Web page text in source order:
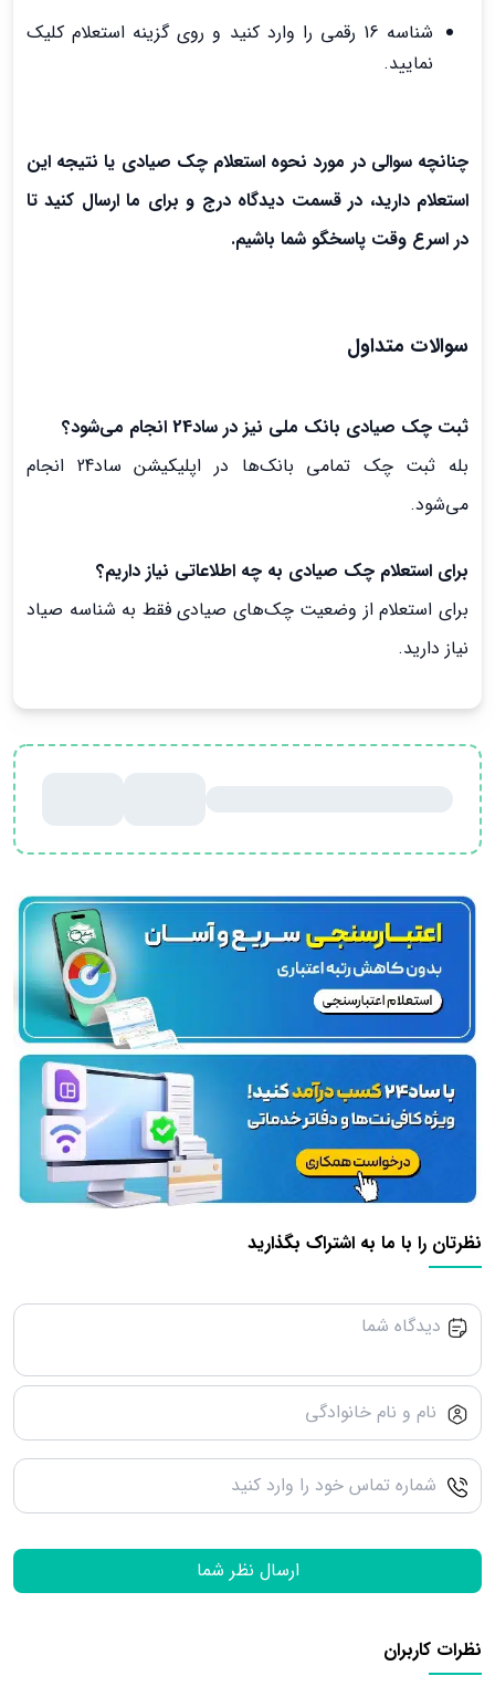
شناسه 16 رقمی را وارد کنید و روی گزینه استعلام کلیک
نمایید.
چنانچه سوالی در مورد نحوه استعلام چک صیادی یا نتیجه این
استعلام دارید، در قسمت دیدگاه درج و برای ما ارسال کنید تا
در اسرع وقت پاسخگو شما باشیم.
سوالات متداول
ثبت چک صیادی بانک ملی نیز در ساد24 انجام می‌شود؟
بله ثبت چک تمامی بانک‌ها در اپلیکیشن ساد24 انجام
می‌شود.
برای استعلام چک صیادی به چه اطلاعاتی نیاز داریم؟
برای استعلام از وضعیت چک‌های صیادی فقط به شناسه صیاد
نیاز دارید.
نظرتان را با ما به اشتراک بگذارید
ارسال نظر شما
نظرات کاربران